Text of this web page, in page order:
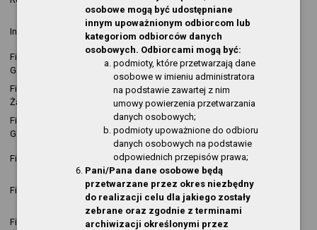
09:05:46
Informacja o działalności
2026-03-27
10:21:13
Krzysztof
Kopija
Filia publiczno-szkolna w
Gardnie
2025-06-06
14:03:56
Kopija
Filia publiczno-szkolna w
Żabnicy
2025-06-06
13:44:54
Kopija
Filia publiczno-szkolna w
Gardnie
2025-06-06
13:44:17
Kopija
Filia w Wełtyniu
2025-06-06
13:43:40
Kopija
Filia w Pniewie
2025-06-06
13:43:09
Kopija
Filia Górny Taras
2025-06-06
Kopija
osobowe mogą być udostępniane
innym upoważnionym odbiorcom lub
kategoriom odbiorców danych
osobowych. Odbiorcami mogą być:
podmioty, które przetwarzają dane
osobowe w imieniu administratora
na podstawie zawartej z nim
umowy powierzenia przetwarzania
danych osobowych;
podmioty upoważnione do odbioru
danych osobowych na podstawie
odpowiednich przepisów prawa;
Pani/Pana dane osobowe będą
przetwarzane przez okres niezbędny
do realizacji celu dla jakiego zostały
zebrane oraz zgodnie z terminami
archiwizacji określonymi przez